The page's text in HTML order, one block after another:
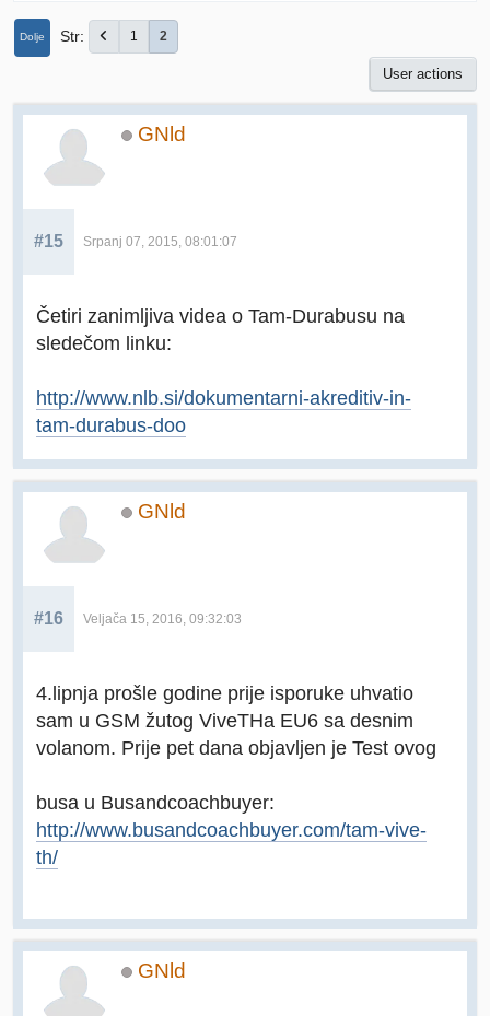
Dolje Str 1 2
User actions
GNld
#15 Srpanj 07, 2015, 08:01:07
Četiri zanimljiva videa o Tam-Durabusu na
sledečom linku:
http://www.nlb.si/dokumentarni-akreditiv-in-
tam-durabus-doo
GNld
#16 Veljača 15, 2016, 09:32:03
4.lipnja prošle godine prije isporuke uhvatio
sam u GSM žutog ViveTHa EU6 sa desnim
volanom. Prije pet dana objavljen je Test ovog
busa u Busandcoachbuyer:
http://www.busandcoachbuyer.com/tam-vive-
th/
GNld